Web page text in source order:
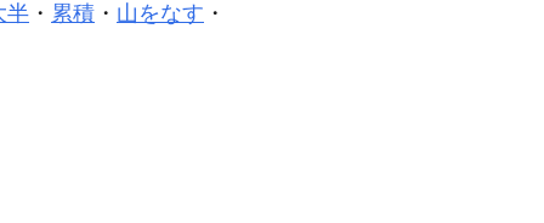
半 ・ 累積 ・ 山をなす ・